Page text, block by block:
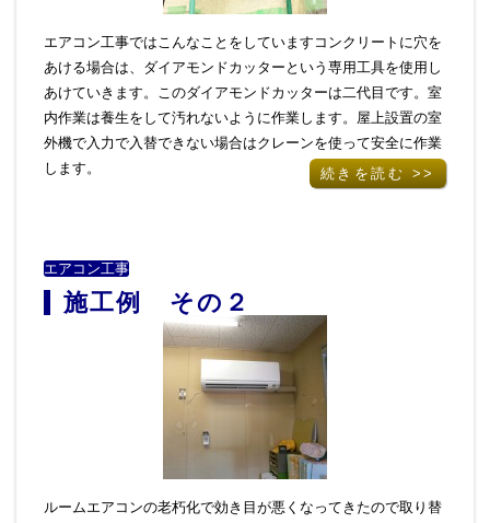
エアコン工事ではこんなことをしていますコンクリートに穴を
あける場合は、ダイアモンドカッターという専用工具を使用し
あけていきます。このダイアモンドカッターは二代目です。室
内作業は養生をして汚れないように作業します。屋上設置の室
外機で入力で入替できない場合はクレーンを使って安全に作業
します。
続きを読む >>
エアコン工事
施工例 その２
ルームエアコンの老朽化で効き目が悪くなってきたので取り替